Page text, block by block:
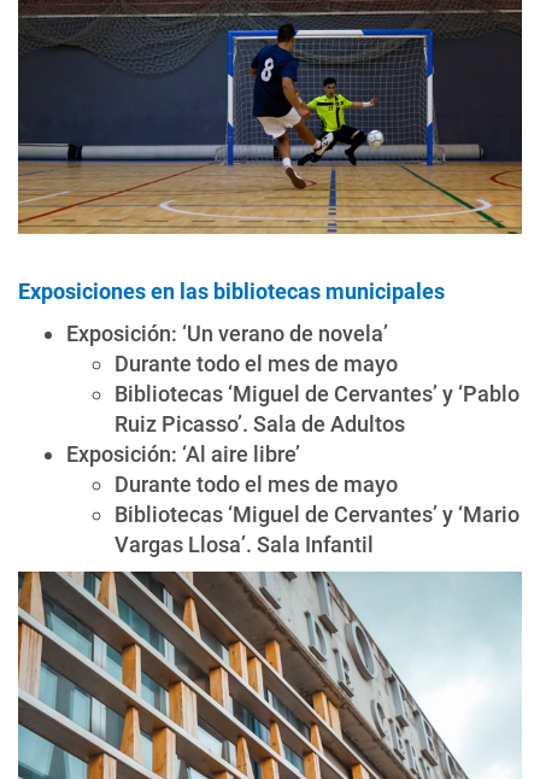
Exposiciones en las bibliotecas municipales
Exposición: ‘Un verano de novela’
Durante todo el mes de mayo
Bibliotecas ‘Miguel de Cervantes’ y ‘Pablo
Ruiz Picasso’. Sala de Adultos
Exposición: ‘Al aire libre’
Durante todo el mes de mayo
Bibliotecas ‘Miguel de Cervantes’ y ‘Mario
Vargas Llosa’. Sala Infantil